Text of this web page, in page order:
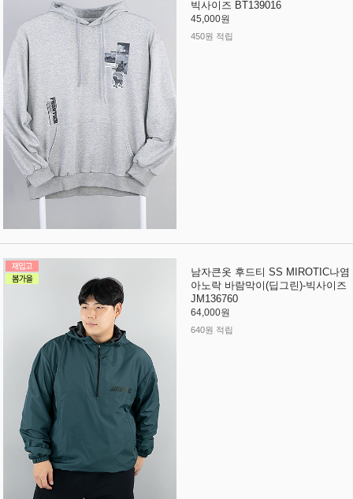
빅사이즈 BT139016
45,000원
450원 적립
남자큰옷 후드티 SS MIROTIC나염
아노락 바람막이(딥그린)-빅사이즈
JM136760
64,000원
640원 적립